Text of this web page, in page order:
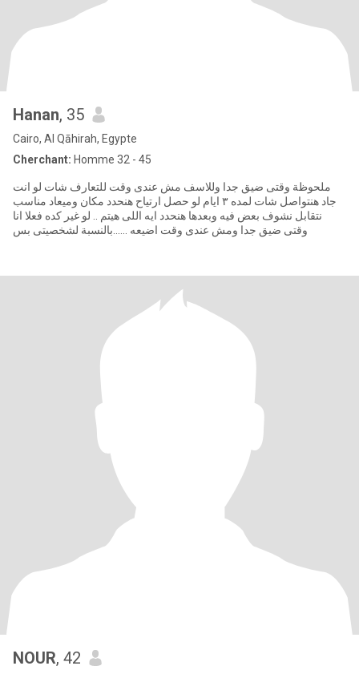
Hanan, 35
Cairo, Al Qāhirah, Egypte
Cherchant: Homme 32 - 45
ملحوظة وقتى ضيق جدا وللاسف مش عندى وقت للتعارف شات لو انت
جاد هنتواصل شات لمده ٣ ايام لو حصل ارتياح هنحدد مكان وميعاد مناسب
نتقابل نشوف بعض فيه وبعدها هنحدد ايه اللى هيتم .. لو غير كده فعلا انا
وقتى ضيق جدا ومش عندى وقت اضيعه ......بالنسبة لشخصيتى بس
NOUR, 42